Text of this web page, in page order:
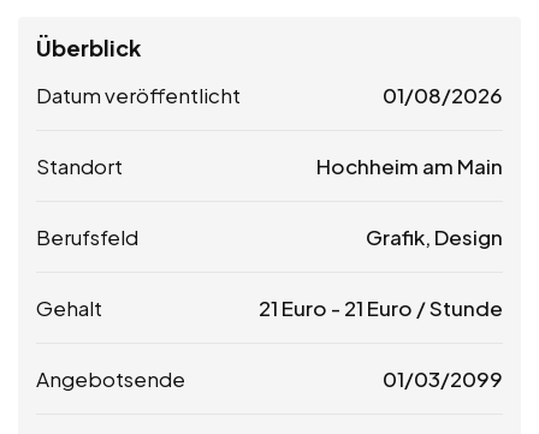
Überblick
Datum veröffentlicht 01/08/2026
Standort Hochheim am Main
Berufsfeld Grafik, Design
Gehalt 21 Euro - 21 Euro / Stunde
Angebotsende 01/03/2099